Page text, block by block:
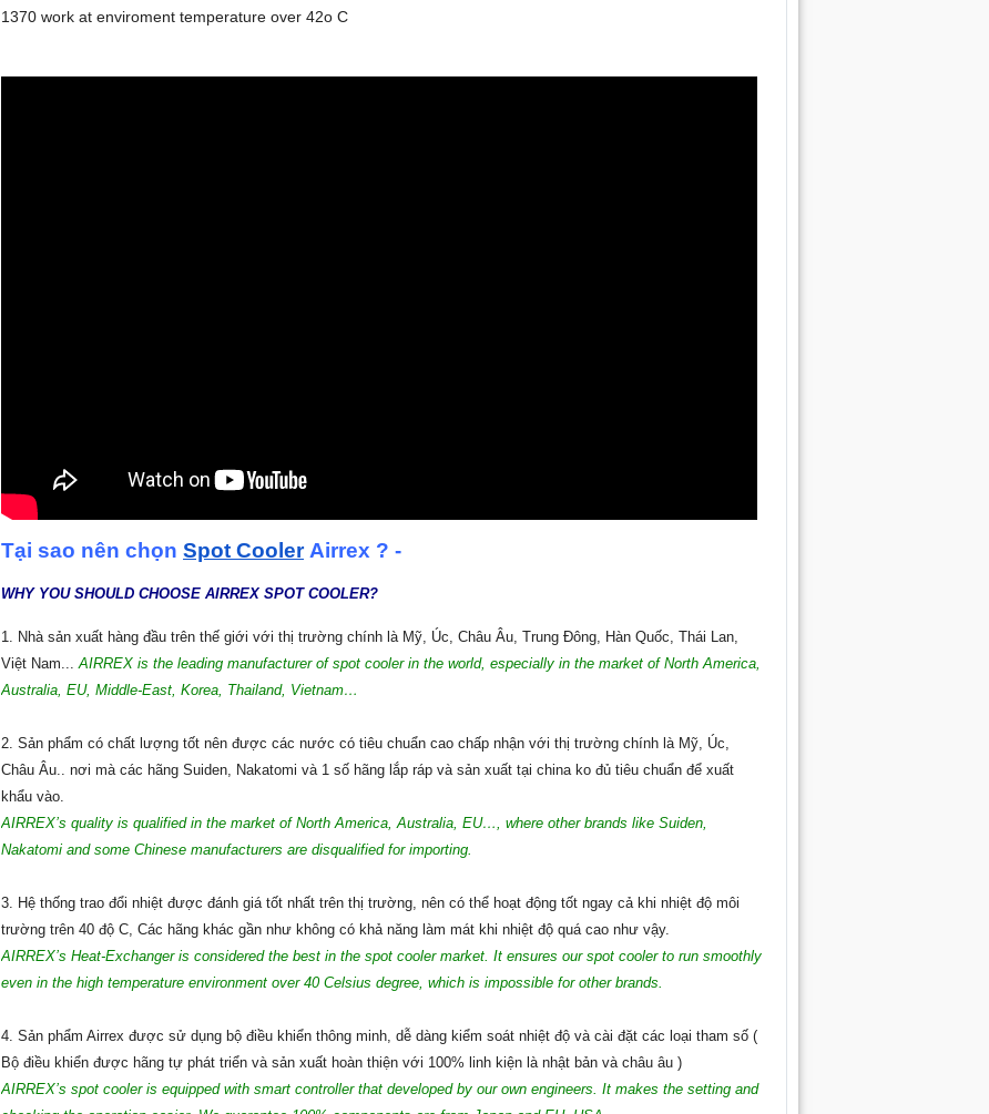
1370 work at enviroment temperature over 42o C
Tại sao nên chọn Spot CoolerAirrex ? -
WHY YOU SHOULD CHOOSE AIRREX SPOT COOLER?
1. Nhà sản xuất hàng đầu trên thế giới với thị trường chính là Mỹ, Úc, Châu Âu, Trung Đông, Hàn Quốc, Thái Lan,
Việt Nam... AIRREX is the leading manufacturer of spot cooler in the world, especially in the market of North America,
Australia, EU, Middle-East, Korea, Thailand, Vietnam…
2. Sản phẩm có chất lượng tốt nên được các nước có tiêu chuẩn cao chấp nhận với thị trường chính là Mỹ, Úc,
Châu Âu.. nơi mà các hãng Suiden, Nakatomi và 1 số hãng lắp ráp và sản xuất tại china ko đủ tiêu chuẩn để xuất
khẩu vào.
AIRREX’s quality is qualified in the market of North America, Australia, EU…, where other brands like Suiden,
Nakatomi and some Chinese manufacturers are disqualified for importing.
3. Hệ thống trao đổi nhiệt được đánh giá tốt nhất trên thị trường, nên có thể hoạt động tốt ngay cả khi nhiệt độ môi
trường trên 40 độ C, Các hãng khác gần như không có khả năng làm mát khi nhiệt độ quá cao như vậy.
AIRREX’s Heat-Exchanger is considered the best in the spot cooler market. It ensures our spot cooler to run smoothly
even in the high temperature environment over 40 Celsius degree, which is impossible for other brands.
4. Sản phẩm Airrex được sử dụng bộ điều khiển thông minh, dễ dàng kiểm soát nhiệt độ và cài đặt các loại tham số (
Bộ điều khiển được hãng tự phát triển và sản xuất hoàn thiện với 100% linh kiện là nhật bản và châu âu )
AIRREX’s spot cooler is equipped with smart controller that developed by our own engineers. It makes the setting and